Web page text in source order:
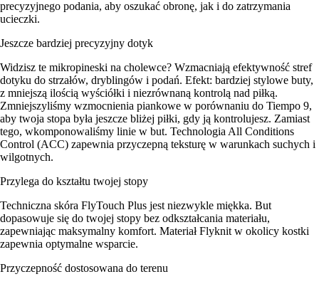
precyzyjnego podania, aby oszukać obronę, jak i do zatrzymania
ucieczki.
Jeszcze bardziej precyzyjny dotyk
Widzisz te mikropineski na cholewce? Wzmacniają efektywność stref
dotyku do strzałów, dryblingów i podań. Efekt: bardziej stylowe buty,
z mniejszą ilością wyściółki i niezrównaną kontrolą nad piłką.
Zmniejszyliśmy wzmocnienia piankowe w porównaniu do Tiempo 9,
aby twoja stopa była jeszcze bliżej piłki, gdy ją kontrolujesz. Zamiast
tego, wkomponowaliśmy linie w but. Technologia All Conditions
Control (ACC) zapewnia przyczepną teksturę w warunkach suchych i
wilgotnych.
Przylega do kształtu twojej stopy
Techniczna skóra FlyTouch Plus jest niezwykle miękka. But
dopasowuje się do twojej stopy bez odkształcania materiału,
zapewniając maksymalny komfort. Materiał Flyknit w okolicy kostki
zapewnia optymalne wsparcie.
Przyczepność dostosowana do terenu